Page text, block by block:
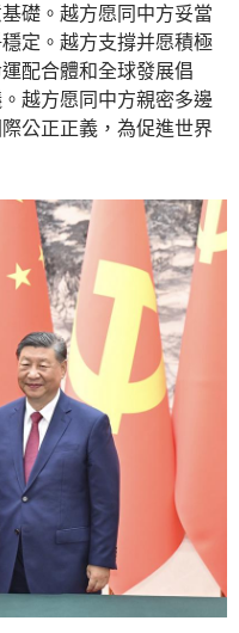
礎。越方愿同中方妥當
定。越方支撐并愿積極
配合體和全球發展倡
越方愿同中方親密多邊
公正正義，為促進世界